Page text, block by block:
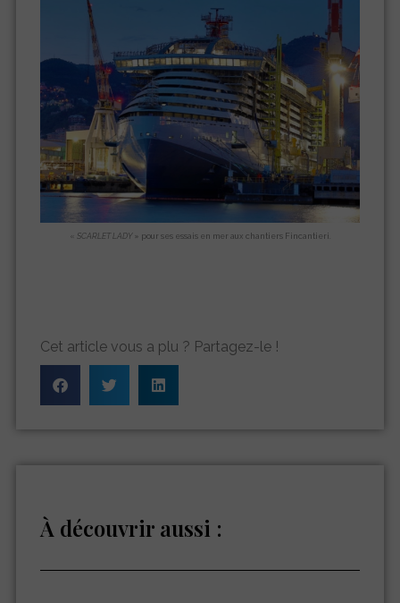
« SCARLET LADY» pour ses essais en mer aux chantiers Fincantieri.
Cet article vous a plu ? Partagez-le !
À découvrir aussi :